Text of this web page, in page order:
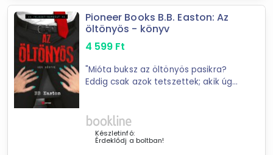
mese és filmhősök
Mást is keresel? Válogass a Depo teljes
kínálatából!
tovább válogatok »
Pioneer Books B.B. Easton: Az
öltönyös - könyv
4 599 Ft
"Mióta buksz az öltönyös pasikra?
Eddig csak azok tetszettek; akik úgy
Készletinfó:
Érdeklődj a boltban!